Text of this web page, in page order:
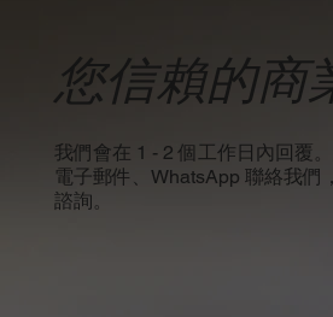
您信賴的商
我們會在 1 - 2 個工作日內回覆
電子郵件、WhatsApp 聯絡我們
諮詢。